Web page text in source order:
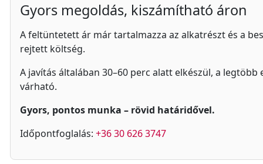
Gyors megoldás, kiszámítható áron
A feltüntetett ár már tartalmazza az alkatrészt és a
rejtett költség.
A javítás általában 30–60 perc alatt elkészül, a legtöbb
várható.
Gyors, pontos munka – rövid határidővel.
Időpontfoglalás: +36 30 626 3747